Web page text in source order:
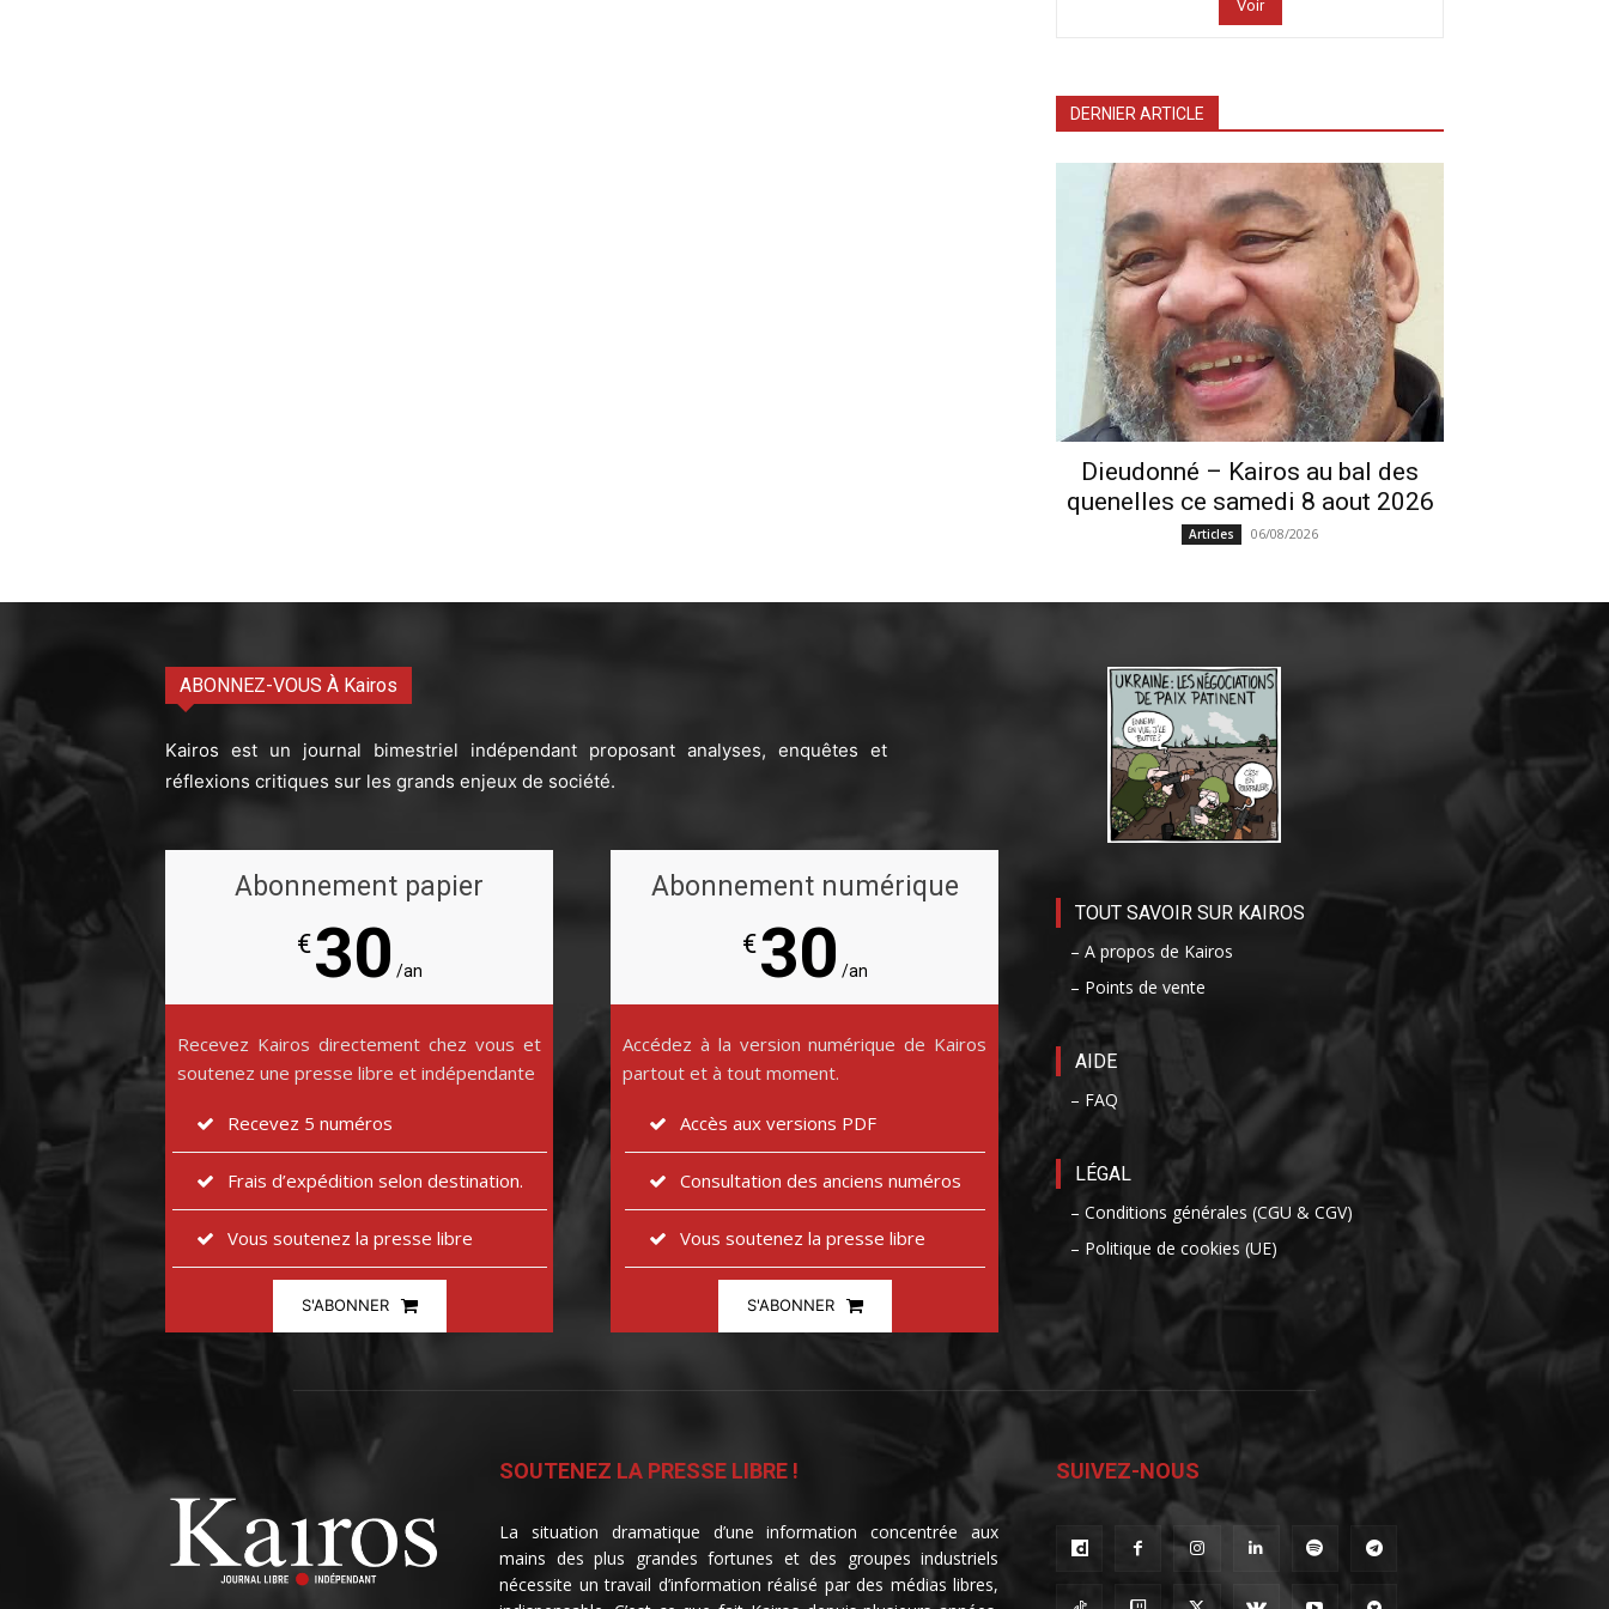
Voir
DERNIER ARTICLE
Dieudonné – Kairos au bal des
quenelles ce samedi 8 aout 2026
Articles 06/08/2026
ABONNEZ-VOUS À Kairos
Kairos est un journal bimestriel indépendant proposant analyses, enquêtes et
réflexions critiques sur les grands enjeux de société.
Abonnement papier
€30 /an
Recevez Kairos directement chez vous et
soutenez une presse libre et indépendante
Recevez 5 numéros
Frais d’expédition selon destination.
Vous soutenez la presse libre
S'ABONNER
Abonnement numérique
€30 /an
Accédez à la version numérique de Kairos
partout et à tout moment.
Accès aux versions PDF
Consultation des anciens numéros
Vous soutenez la presse libre
S'ABONNER
TOUT SAVOIR SUR KAIROS
– A propos de Kairos
– Points de vente
AIDE
– FAQ
LÉGAL
– Conditions générales (CGU & CGV)
– Politique de cookies (UE)
SOUTENEZ LA PRESSE LIBRE !
La situation dramatique d’une information concentrée aux
mains des plus grandes fortunes et des groupes industriels
nécessite un travail d’information réalisé par des médias libres,
SUIVEZ-NOUS